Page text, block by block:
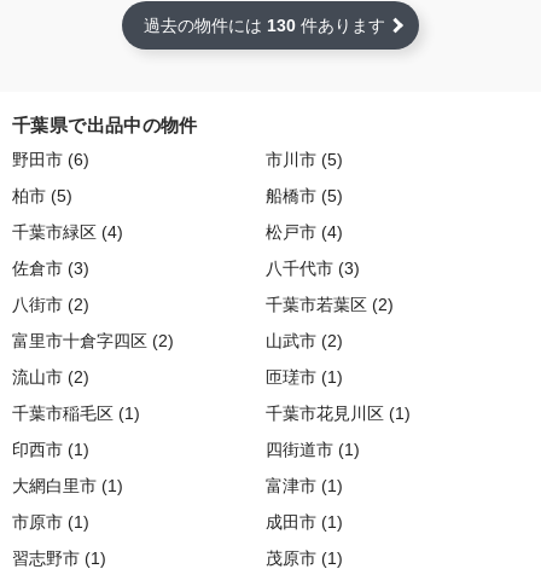
過去の物件には 130 件あります
千葉県で出品中の物件
野田市 (6) 市川市 (5)
柏市 (5) 船橋市 (5)
千葉市緑区 (4) 松戸市 (4)
佐倉市 (3) 八千代市 (3)
八街市 (2) 千葉市若葉区 (2)
富里市十倉字四区 (2) 山武市 (2)
流山市 (2) 匝瑳市 (1)
千葉市稲毛区 (1) 千葉市花見川区 (1)
印西市 (1) 四街道市 (1)
大網白里市 (1) 富津市 (1)
市原市 (1) 成田市 (1)
習志野市 (1) 茂原市 (1)